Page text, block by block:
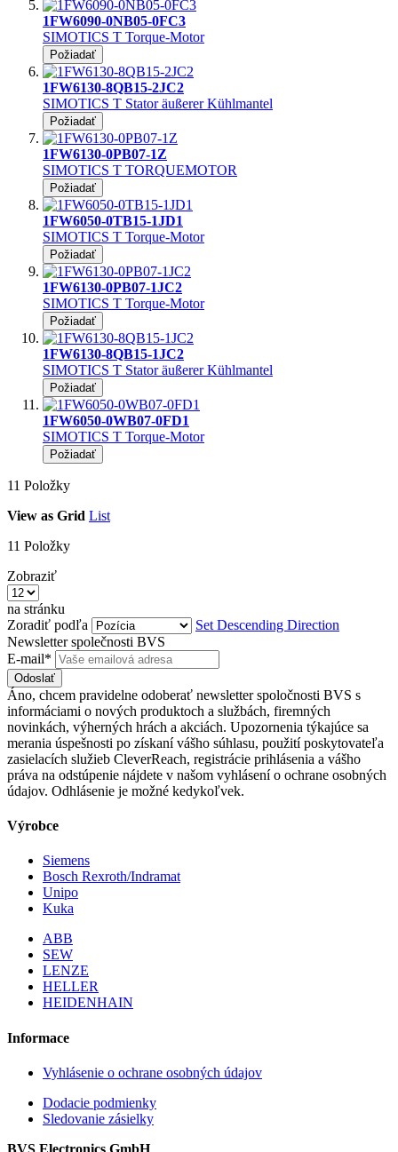
1FW6090-0NB05-0FC3
SIMOTICS T Torque-Motor
Požiadať
1FW6130-8QB15-2JC2
SIMOTICS T Stator äußerer Kühlmantel
Požiadať
1FW6130-0PB07-1Z
SIMOTICS T TORQUEMOTOR
Požiadať
1FW6050-0TB15-1JD1
SIMOTICS T Torque-Motor
Požiadať
1FW6130-0PB07-1JC2
SIMOTICS T Torque-Motor
Požiadať
1FW6130-8QB15-1JC2
SIMOTICS T Stator äußerer Kühlmantel
Požiadať
1FW6050-0WB07-0FD1
SIMOTICS T Torque-Motor
Požiadať
11 Položky
View as Grid List
11 Položky
Zobraziť
na stránku
Zoradiť podľa
Set Descending Direction
Newsletter společnosti BVS
E-mail*
Odoslať
Áno, chcem pravidelne odoberať newsletter spoločnosti BVS s
informáciami o nových produktoch a službách, firemných
novinkách, výherných hrách a akciách. Upozornenia týkajúce sa
merania úspešnosti po získaní vášho súhlasu, použití poskytovateľa
zasielacích služieb CleverReach, registrácie prihlásenia a vášho
práva na odstúpenie nájdete v našom vyhlásení o ochrane osobných
údajov. Odhlásenie je možné kedykoľvek.
Výrobce
Siemens
Bosch Rexroth/Indramat
Unipo
Kuka
ABB
SEW
LENZE
HELLER
HEIDENHAIN
Informace
Vyhlásenie o ochrane osobných údajov
Dodacie podmienky
Sledovanie zásielky
BVS Electronics GmbH